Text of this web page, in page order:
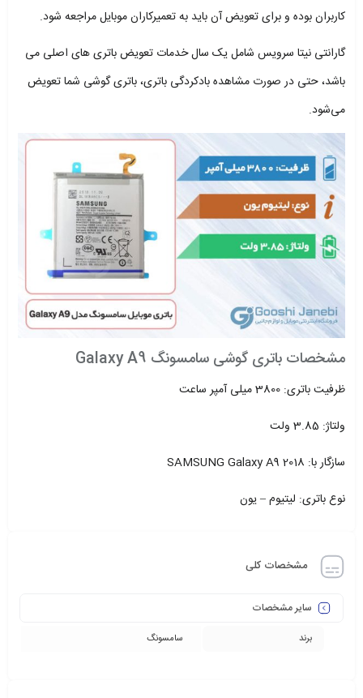
کاربران بوده و برای تعویض آن باید به تعمیرکاران موبایل مراجعه شود.
گارانتی نیتا سرویس شامل یک سال خدمات تعویض باتری های اصلی می
باشد، حتی در صورت مشاهده بادکردگی باتری، باتری گوشی شما تعویض
می‌شود.
مشخصات باتری گوشی سامسونگ Galaxy A9
ظرفیت باتری: 3800 میلی آمپر ساعت
ولتاژ: 3.85 ولت
سازگار با: SAMSUNG Galaxy A9 2018
نوع باتری: لیتیوم – یون
مشخصات کلی
سایر مشخصات
برند سامسونگ